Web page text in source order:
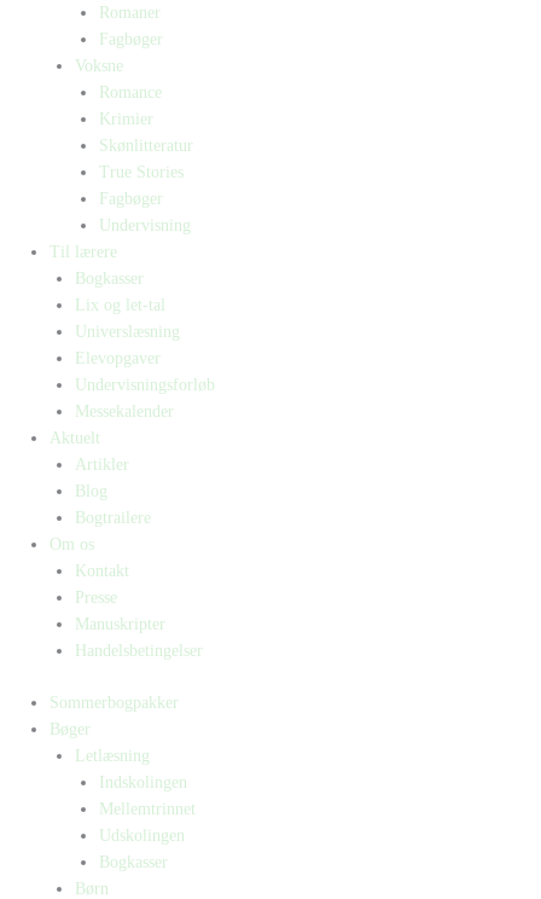
Romaner
Fagbøger
Voksne
Romance
Krimier
Skønlitteratur
True Stories
Fagbøger
Undervisning
Til lærere
Bogkasser
Lix og let-tal
Universlæsning
Elevopgaver
Undervisningsforløb
Messekalender
Aktuelt
Artikler
Blog
Bogtrailere
Om os
Kontakt
Presse
Manuskripter
Handelsbetingelser
Sommerbogpakker
Bøger
Letlæsning
Indskolingen
Mellemtrinnet
Udskolingen
Bogkasser
Børn